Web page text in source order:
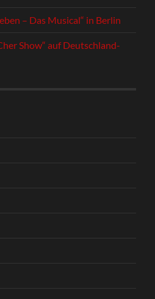
– Das Musical“ in Berlin
Show“ auf Deutschland-